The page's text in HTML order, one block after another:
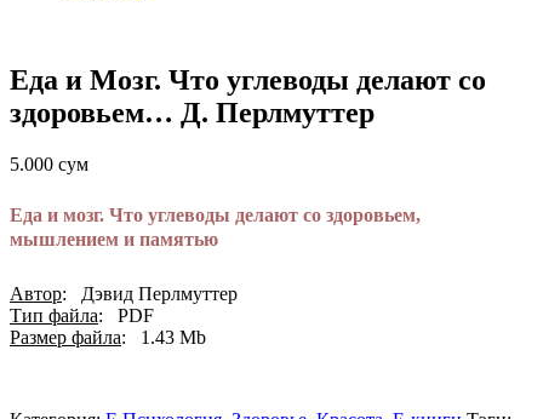
Еда и Мозг. Что углеводы делают со
здоровьем… Д. Перлмуттер
5.000 сум
Еда и мозг. Что углеводы делают со здоровьем,
мышлением и памятью
Автор: Дэвид Перлмуттер
Тип файла: PDF
Размер файла: 1.43 Мb